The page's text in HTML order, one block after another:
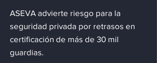
ASEVA advierte riesgo para la
seguridad privada por retrasos en
certificación de más de 30 mil
guardias.